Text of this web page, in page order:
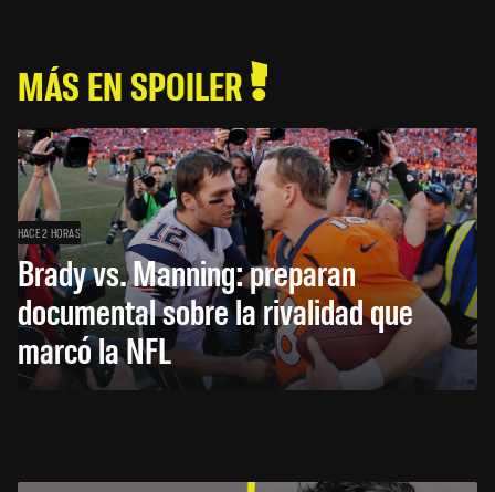
MÁS EN SPOILER
HACE 2 HORAS
Brady vs. Manning: preparan
documental sobre la rivalidad que
marcó la NFL